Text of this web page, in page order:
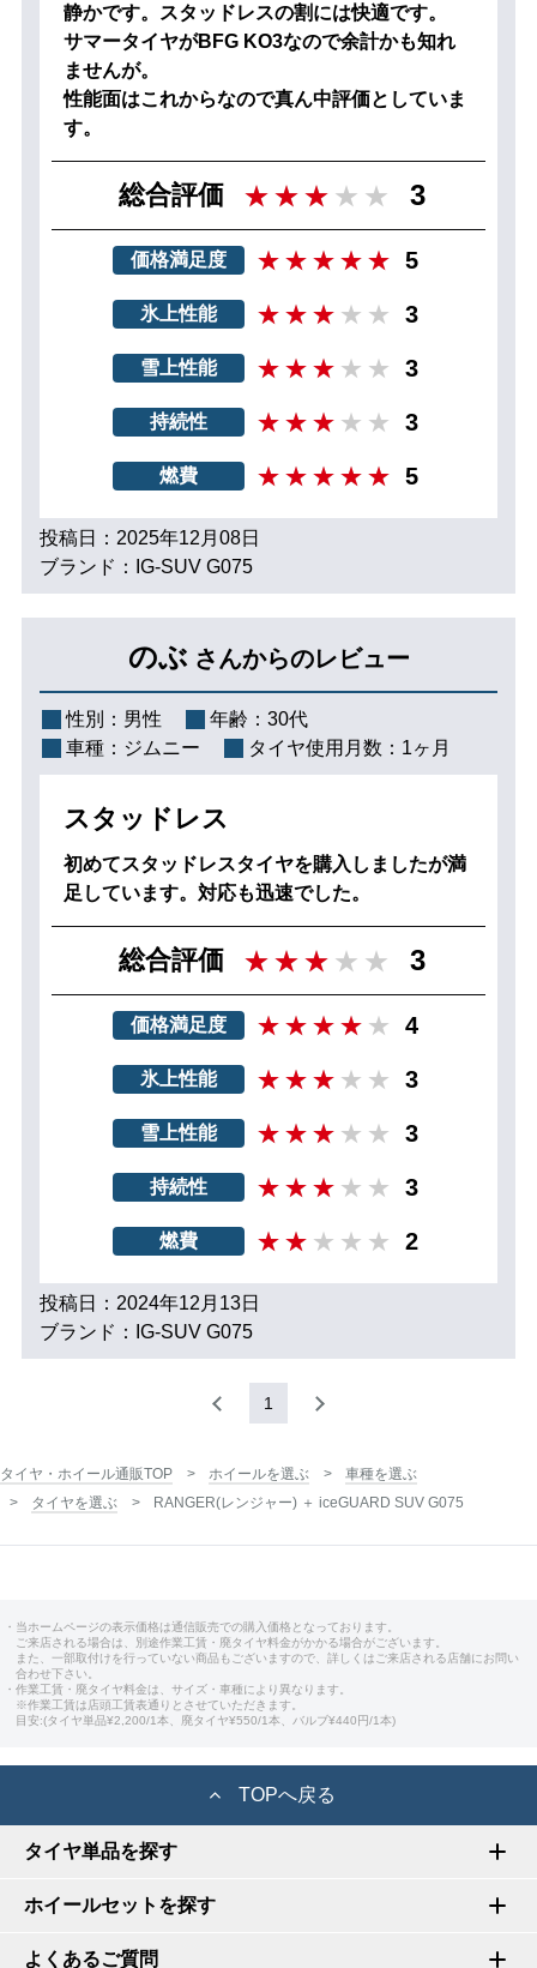
静かです。スタッドレスの割には快適です。
サマータイヤがBFG KO3なので余計かも知れ
ませんが。
性能面はこれからなので真ん中評価としていま
す。
総合評価 3
価格満足度 5
氷上性能 3
雪上性能 3
持続性 3
燃費 5
投稿日：2025年12月08日
ブランド：IG-SUV G075
のぶ さんからのレビュー
性別： 男性 年齢： 30代
車種： ジムニー タイヤ使用月数： 1ヶ月
スタッドレス
初めてスタッドレスタイヤを購入しましたが満
足しています。対応も迅速でした。
総合評価 3
価格満足度 4
氷上性能 3
雪上性能 3
持続性 3
燃費 2
投稿日：2024年12月13日
ブランド：IG-SUV G075
1
タイヤ・ホイール通販TOP ホイールを選ぶ
車種を選ぶ
タイヤを選ぶ
RANGER(レンジャー) ＋ iceGUARD SUV G075
・当ホームページの表示価格は通信販売での購入価格となっております。
ご来店される場合は、別途作業工賃・廃タイヤ料金がかかる場合がございます。
また、一部取付けを行っていない商品もございますので、詳しくはご来店される店舗にお問い
合わせ下さい。
・作業工賃・廃タイヤ料金は、サイズ・車種により異なります。
※作業工賃は店頭工賃表通りとさせていただきます。
目安:(タイヤ単品¥2,200/1本、廃タイヤ¥550/1本、バルブ¥440円/1本)
TOPへ戻る
タイヤ単品を探す
ホイールセットを探す
よくあるご質問